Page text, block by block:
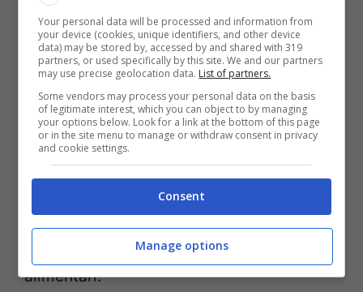
una certa continuità di sapori con gli
ingredienti impiegati nel piatto.
Naturalmente è importante che l’acqua
non sia eccessivamente salata e che
provenga da verdure accuratamente
Il recupero dell’acqua delle verdure
rappresenta una delle
applicazioni più immediate e apprezzate
da chi desidera ridurre gli sprechi
alimentari.
Your personal data will be processed and information from
your device (cookies, unique identifiers, and other device
data) may be stored by, accessed by and shared with 319
partners, or used specifically by this site. We and our partners
may use precise geolocation data. List of partners.
Some vendors may process your personal data on the basis
of legitimate interest, which you can object to by managing
your options below. Look for a link at the bottom of this page
or in the site menu to manage or withdraw consent in privacy
and cookie settings.
Consent
Manage options